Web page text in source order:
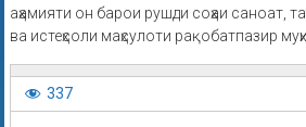
аҳамияти он барои рушди соҳаи саноат,
ва истеҳсоли маҳсулоти рақобатпазир
337